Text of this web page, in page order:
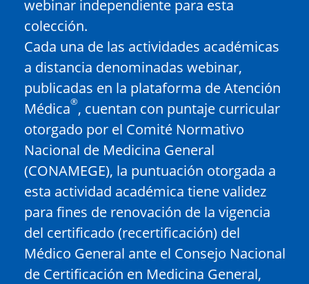
webinar independiente para esta
colección.
Cada una de las actividades académicas
a distancia denominadas webinar,
publicadas en la plataforma de Atención
Médica®, cuentan con puntaje curricular
otorgado por el Comité Normativo
Nacional de Medicina General
(CONAMEGE), la puntuación otorgada a
esta actividad académica tiene validez
para fines de renovación de la vigencia
del certificado (recertificación) del
Médico General ante el Consejo Nacional
de Certificación en Medicina General,